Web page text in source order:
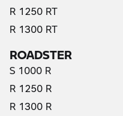
R 1250 RT
R 1300 RT
ROADSTER
S 1000 R
R 1250 R
R 1300 R